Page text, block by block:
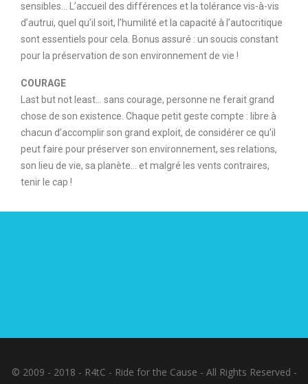
sensibles… L’accueil des différences et la tolérance vis-à-vis
d’autrui, quel qu’il soit, l’humilité et la capacité à l’autocritique
sont essentiels pour cela. Bonus assuré : un soucis constant
pour la préservation de son environnement de vie !
COURAGE
Last but not least… sans courage, personne ne ferait grand
chose de son existence. Chaque petit geste compte : libre à
chacun d’accomplir son grand exploit, de considérer ce qu’il
peut faire pour préserver son environnement, ses relations,
son lieu de vie, sa planète… et malgré les vents contraires,
tenir le cap !
© 2009 - 2018 - R4tC - Ride for the Cause - All Rights Reserved -